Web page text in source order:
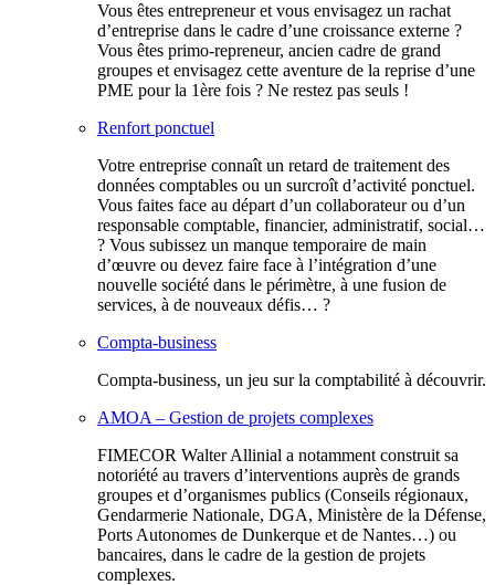
Vous êtes entrepreneur et vous envisagez un rachat
d’entreprise dans le cadre d’une croissance externe ?
Vous êtes primo-repreneur, ancien cadre de grand
groupes et envisagez cette aventure de la reprise d’une
PME pour la 1ère fois ? Ne restez pas seuls !
Renfort ponctuel
Votre entreprise connaît un retard de traitement des
données comptables ou un surcroît d’activité ponctuel.
Vous faites face au départ d’un collaborateur ou d’un
responsable comptable, financier, administratif, social…
? Vous subissez un manque temporaire de main
d’œuvre ou devez faire face à l’intégration d’une
nouvelle société dans le périmètre, à une fusion de
services, à de nouveaux défis… ?
Compta-business
Compta-business, un jeu sur la comptabilité à découvrir.
AMOA – Gestion de projets complexes
FIMECOR Walter Allinial a notamment construit sa
notoriété au travers d’interventions auprès de grands
groupes et d’organismes publics (Conseils régionaux,
Gendarmerie Nationale, DGA, Ministère de la Défense,
Ports Autonomes de Dunkerque et de Nantes…) ou
bancaires, dans le cadre de la gestion de projets
complexes.